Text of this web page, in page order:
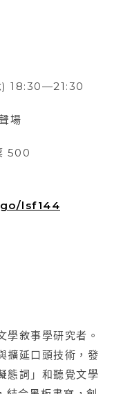
) 18:30—21:30
場
500
lsf144
學敘事學研究者。
擴延口頭技術，發
態詞」和聽覺文學